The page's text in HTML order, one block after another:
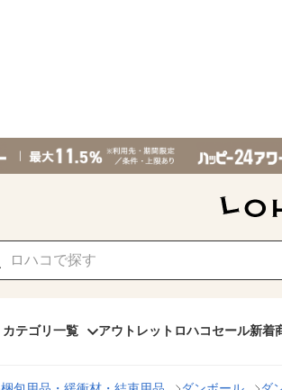
カテゴリ一覧 アウトレット ロハコセール新着